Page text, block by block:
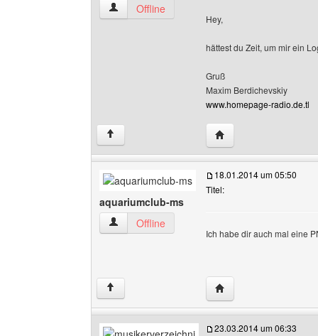
homepage-radio Benutzer-Profile anzeigen
Offline
Hey,
hättest du Zeit, um mir ein
Gruß
Maxim Berdichevskiy
www.homepage-radio.de.tl
↑ Website dieses
aquariumclub-ms
aquariumclub-ms Benutzer-Profile anzeigen
Offline
18.01.2014 um 05:50
Titel:
Ich habe dir auch mal eine
↑ Website dieses
23.03.2014 um 06:33